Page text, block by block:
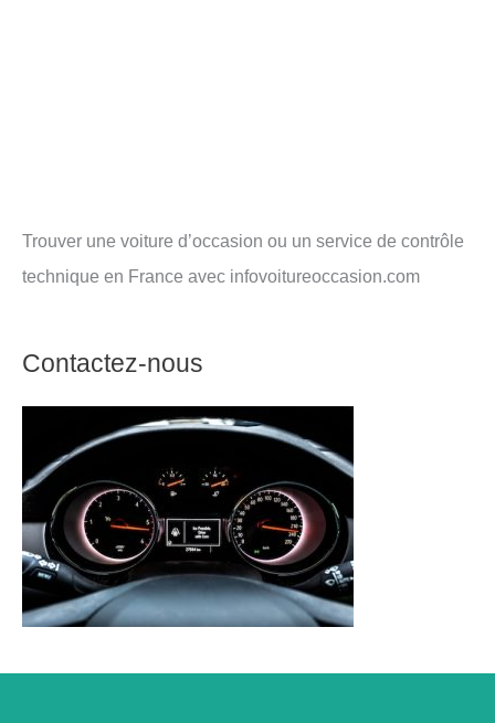
Trouver une voiture d’occasion ou un service de contrôle
technique en France avec infovoitureoccasion.com
Contactez-nous